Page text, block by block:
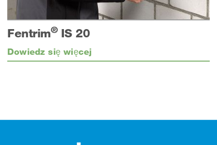
Fentrim®IS 20
Dowiedz się więcej